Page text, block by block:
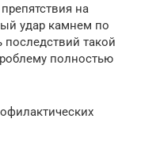
на
удар камнем по
такой
полностью